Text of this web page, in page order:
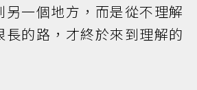
另一個地方，而是從不理解
長的路，才終於來到理解的